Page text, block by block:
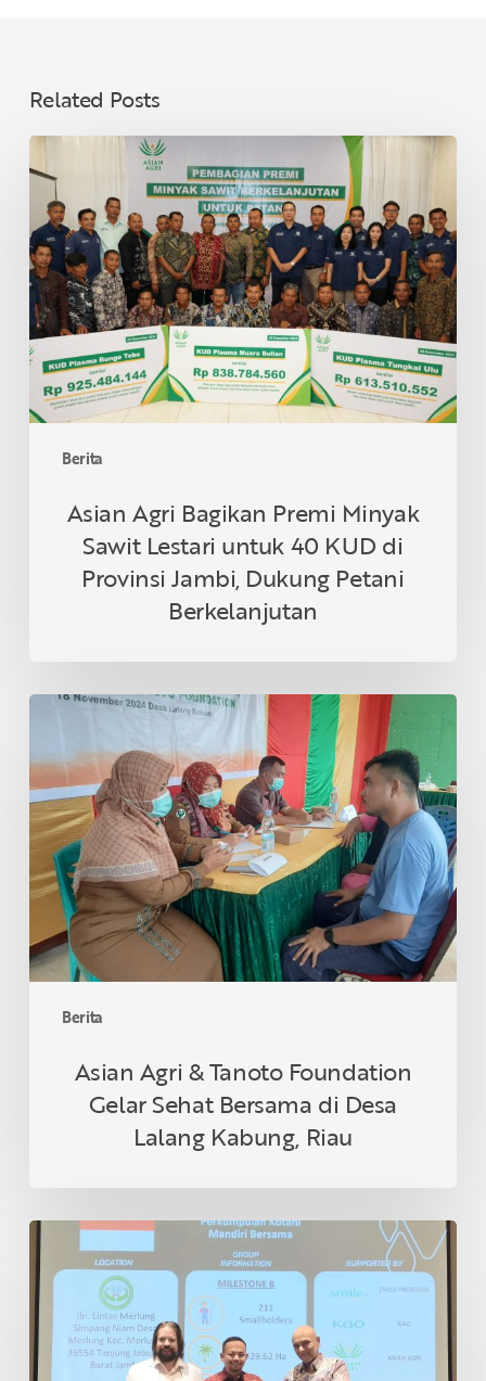
Related Posts
Berita
Asian
Agri
Bagikan
Premi
Minyak
Sawit
Lestari
untuk
40
KUD
di
Dukung
Petani
Berkelanjutan
Asian Agri Bagikan Premi Minyak
Sawit Lestari untuk 40 KUD di
Provinsi Jambi, Dukung Petani
Berkelanjutan
Berita
Asian
&
Tanoto
Foundation
Gelar
Sehat
Bersama
Desa
Lalang
Asian Agri & Tanoto Foundation
Gelar Sehat Bersama di Desa
Lalang Kabung, Riau
Petani
Swadaya
Indonesia
Raih
Sertifikasi
RSPO